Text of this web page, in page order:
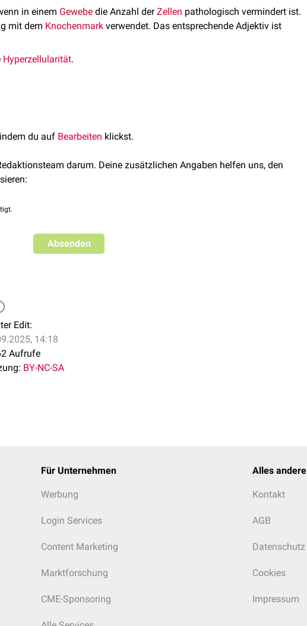
in einem Gewebe die Anzahl derZellen pathologisch vermindert ist.
mit dem Knochenmark verwendet. Das entsprechende Adjektiv ist
Hyperzellularität.
ein typischer Befund bei
mit einem Netz aus
du auf Bearbeiten klickst.
darum. Deine zusätzlichen Angaben helfen uns, den
Absenden
Edit:
14:18
Aufrufe
BY-NC-SA
Für Unternehmen
Werbung
Login Services
Content Marketing
Marktforschung
CME-Sponsoring
Alles andere
Kontakt
AGB
Datenschutz
Cookies
Impressum